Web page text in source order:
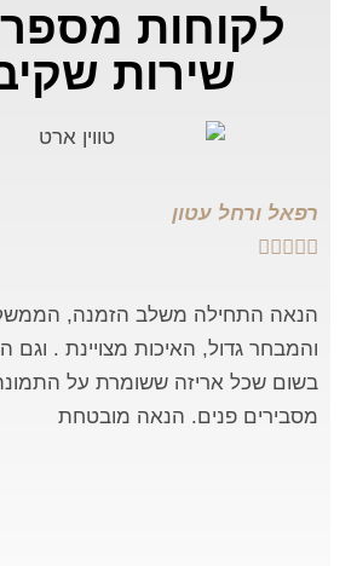
לקוחות
שירות
רפאל ורחל עטון
    
הנאה התחילה משלב הזמנה,
והמבחר גדול, האיכות מצויינת .
בשום שכל אריזה ששומרת על
מסבירים פנים. הנאה מובטחת